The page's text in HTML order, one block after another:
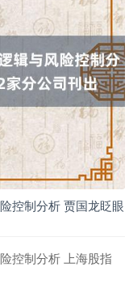
+0.21%
控制分析 贾国龙眨眼
控制分析 上海股指